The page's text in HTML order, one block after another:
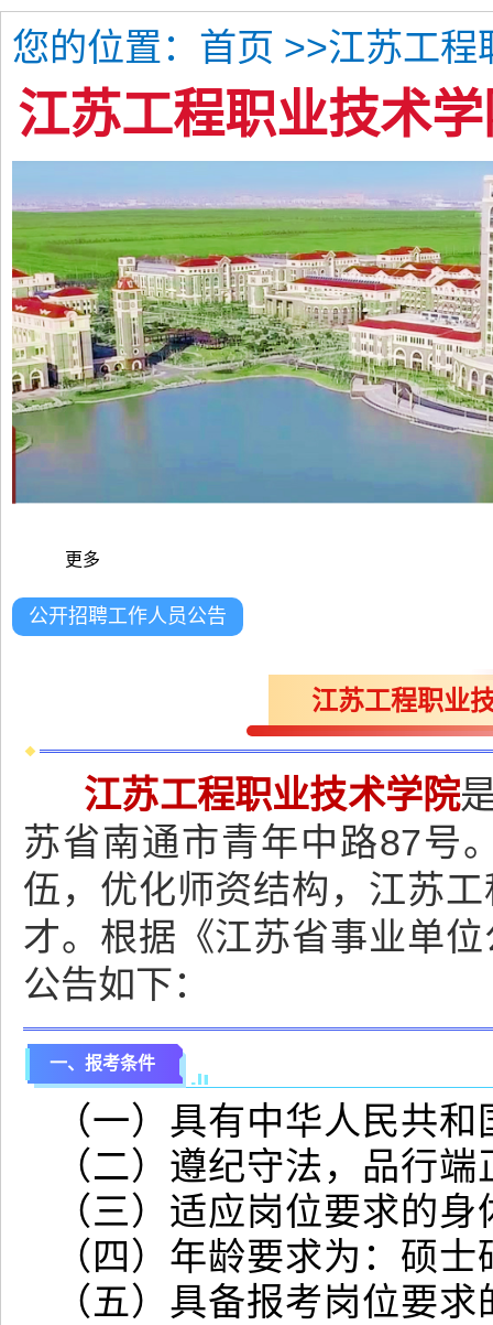
您的位置： 首页 >>江苏工程
江苏工程职业技术
更多
公开招聘工作人员公告
江苏工程职业
江苏工程职业技术学院
苏省南通市青年中路87号
伍，优化师资结构，江苏
才。根据《江苏省事业单
公告如下：
一、报考条件
（一）具有中华人民共
（二）遵纪守法，品行
（三）适应岗位要求的
（四）年龄要求为：硕
（五）具备报考岗位要